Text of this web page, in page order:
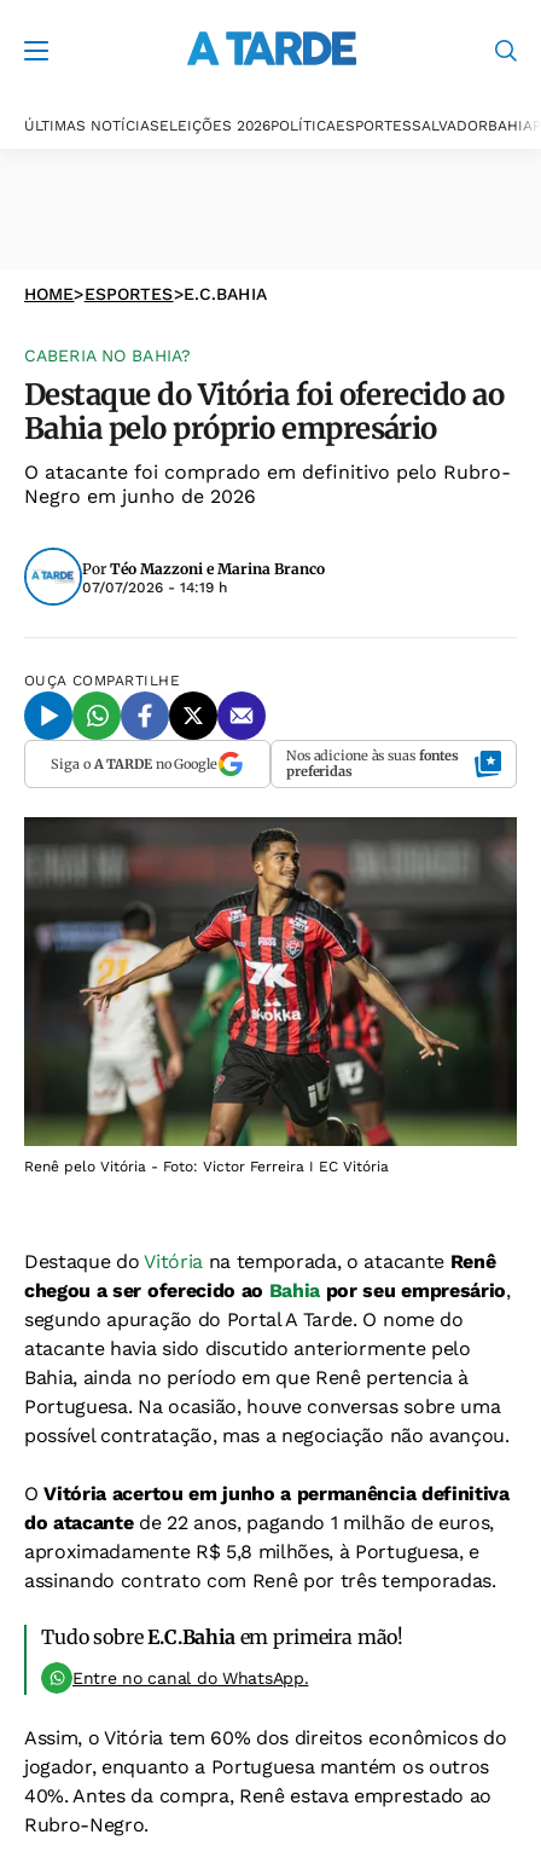
ÚLTIMAS NOTÍCIASELEIÇÕES 2026POLÍTICAESPORTESSALVADORBAHIA
HOME>ESPORTES>E.C.BAHIA
CABERIA NO BAHIA?
Destaque do Vitória foi oferecido ao
Bahia pelo próprio empresário
O atacante foi comprado em definitivo pelo Rubro-
Negro em junho de 2026
Por Téo Mazzoni e Marina Branco
07/07/2026 - 14:19 h
OUÇA COMPARTILHE
Siga o A TARDEno Google Nos adicione às suas fontes
preferidas
Renê pelo Vitória - Foto: Victor Ferreira I EC Vitória
Destaque doVitóriana temporada, o atacante Renê
chegou a ser oferecido ao Bahia por seu empresário,
segundo apuração do Portal A Tarde. O nome do
atacante havia sido discutido anteriormente pelo
Bahia, ainda no período em que Renê pertencia à
Portuguesa. Na ocasião, houve conversas sobre uma
possível contratação, mas a negociação não avançou.
OVitória acertou em junho a permanência definitiva
do atacantede 22 anos, pagando 1 milhão de euros,
aproximadamente R$ 5,8 milhões, à Portuguesa, e
assinando contrato com Renê por três temporadas.
Tudo sobreE.C.Bahiaem primeira mão!
Entre no canal do WhatsApp.
Assim, o Vitória tem 60% dos direitos econômicos do
jogador, enquanto a Portuguesa mantém os outros
40%.Antes da compra, Renê estava emprestado ao
Rubro-Negro.